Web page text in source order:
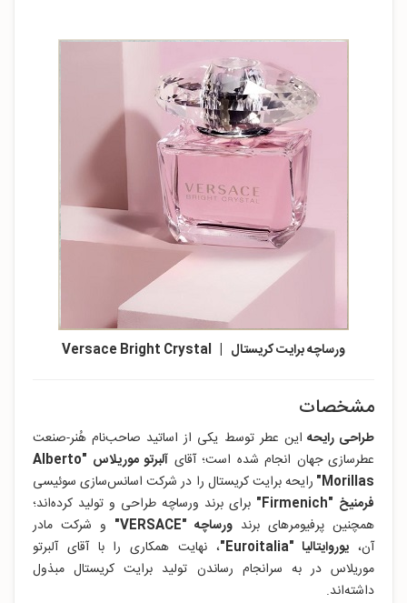
ورساچه برایت کریستال | Versace Bright Crystal
مشخصات
طراحی رایحه این عطر توسط یکی از اساتید صاحب‌نام هُنر-صنعت
عطرسازی جهان انجام شده است؛ آقای
آلبرتو موریلاس "Alberto
Morillas" رایحه برایت کریستال را در شرکت اسانس‌سازی سوئیسی
فرمنیخ "Firmenich"
برای برند ورساچه طراحی و تولید کرده‌اند؛
همچنین پرفیومرهای برند ورساچه "VERSACE"
و شرکت مادر
آن، یوروایتالیا "Euroitalia"
، نهایت همکاری را با آقای آلبرتو
موریلاس در به سرانجام رساندن تولید برایت کریستال مبذول
داشته‌اند.